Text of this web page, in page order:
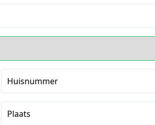
Huisnummer
Plaats